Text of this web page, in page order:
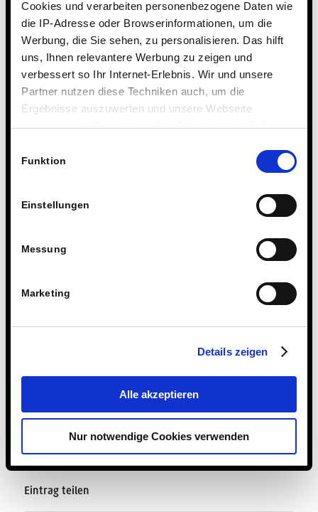
Cookies und verarbeiten personenbezogene Daten wie
die IP-Adresse oder Browserinformationen, um die
Werbung, die Sie sehen, zu personalisieren. Das hilft
uns, Ihnen relevantere Werbung zu zeigen und
verbessert so Ihr Internet-Erlebnis. Wir und unsere
Partner nutzen diese Techniken auch, um die
Ergebnisse auszuwerten und unsere Webseite
anzupassen. Wir schätzen Ihre Privatsphäre. Daher
Technologien.
Funktion
Einstellungen
Messung
Marketing
Details zeigen
Alle akzeptieren
Nur notwendige Cookies verwenden
Eintrag teilen